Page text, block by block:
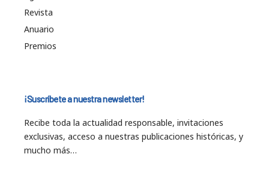
Revista
Anuario
Premios
¡Suscríbete a nuestra newsletter!
Recibe toda la actualidad responsable, invitaciones
exclusivas, acceso a nuestras publicaciones históricas, y
mucho más…